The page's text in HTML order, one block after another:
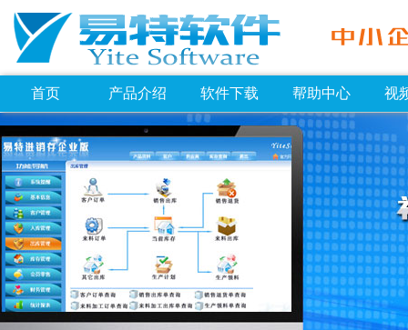
首页 产品介绍 软件下载 帮助中心 视